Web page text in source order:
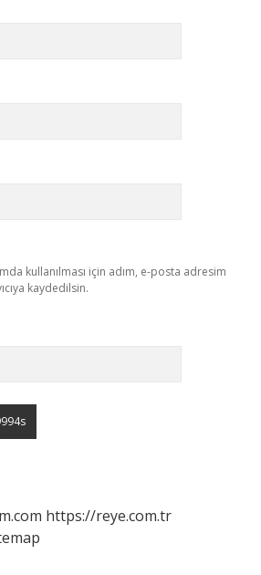
kullanılması için adım, e-posta adresim
kaydedilsin.
https://reye.com.tr